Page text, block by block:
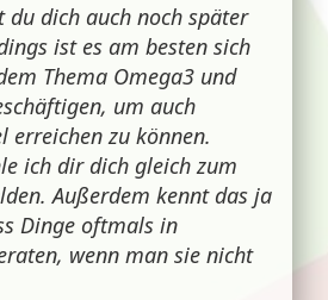
dich auch noch später
ist es am besten sich
Thema Omega3 und
um auch
erreichen zu können.
ich dir dich gleich zum
Außerdem kennt das ja
Dinge oftmals in
wenn man sie nicht